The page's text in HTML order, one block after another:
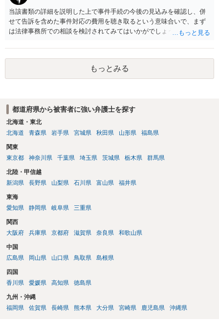
当該書類の詳細を説明した上で事件手続の今後の見込みを確認し、併
せて告訴を含めた事件対応の費用を聴き取るという意味合いで、まず
は法律事務所での相談を検討されてみてはいかがでしょうか。 上記、
もっとみる
都道府県から被害者に強い弁護士を探す
北海道・東北
北海道
青森県 岩手県 宮城県 秋田県 山形県 福島県
関東
東京都
神奈川県 千葉県 埼玉県 茨城県 栃木県 群馬県
北陸・甲信越
新潟県
長野県 山梨県 石川県 富山県 福井県
東海
愛知県
静岡県 岐阜県 三重県
関西
大阪府
兵庫県 京都府 滋賀県 奈良県 和歌山県
中国
広島県
岡山県 山口県 鳥取県 島根県
四国
香川県
愛媛県 高知県 徳島県
九州・沖縄
福岡県
佐賀県 長崎県 熊本県 大分県 宮崎県 鹿児島県 沖縄県